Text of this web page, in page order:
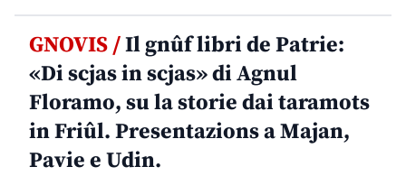
GNOVIS /Il gnûf libri de Patrie:
«Di scjas in scjas» di Agnul
Floramo, su la storie dai taramots
in Friûl. Presentazions a Majan,
Pavie e Udin.